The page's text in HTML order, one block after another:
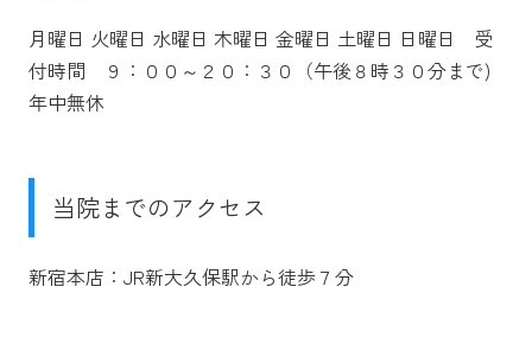
月曜日 火曜日 水曜日 木曜日 金曜日 土曜日 日曜日 受
付時間 ９：００～２０：３０（午後８時３０分まで)
年中無休
当院までのアクセス
新宿本店：JR新大久保駅から徒歩７分